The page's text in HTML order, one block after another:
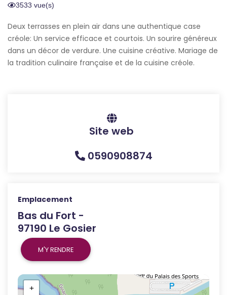
3533 vue(s)
Deux terrasses en plein air dans une authentique case
créole: Un service efficace et courtois. Un sourire généreux
dans un décor de verdure. Une cuisine créative. Mariage de
la tradition culinaire française et de la cuisine créole.
Site web
0590908874
Emplacement
Bas du Fort -
97190 Le Gosier
M'Y RENDRE
+